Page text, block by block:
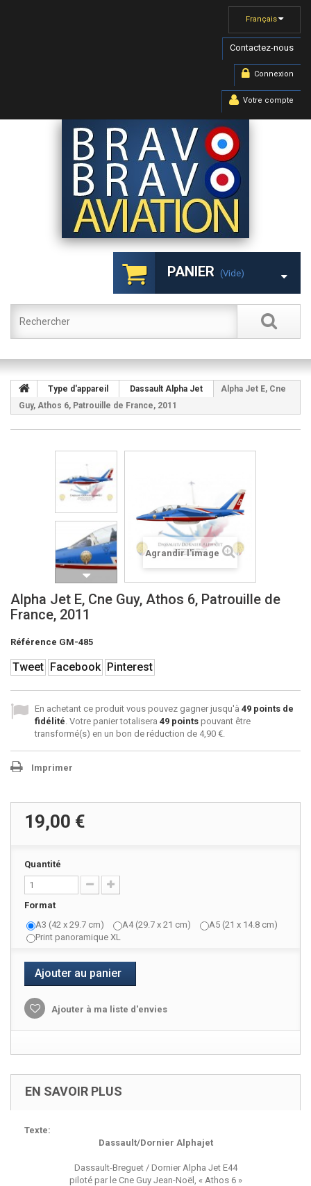
Français
Contactez-nous
Connexion
Votre compte
PANIER (vide)
Type d'appareil Dassault Alpha Jet
Alpha Jet E, Cne
Guy, Athos 6, Patrouille de France, 2011
Agrandir l'image
Alpha Jet E, Cne Guy, Athos 6, Patrouille de
France, 2011
Référence GM-485
Tweet Facebook Pinterest
En achetant ce produit vous pouvez gagner jusqu'à 49 points de
fidélité. Votre panier totalisera 49 points pouvant être
transformé(s) en un bon de réduction de 4,90 €.
Imprimer
19,00 €
Quantité
Format
A3 (42 x 29.7 cm)
A4 (29.7 x 21 cm)
A5 (21 x 14.8 cm)
Print panoramique XL
Ajouter au panier
Ajouter à ma liste d'envies
EN SAVOIR PLUS
Texte:
Dassault/Dornier Alphajet
Dassault-Breguet / Dornier Alpha Jet E44
piloté par le Cne Guy Jean-Noël, « Athos 6 »